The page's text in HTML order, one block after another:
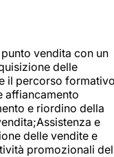
vendita con un
delle
il percorso
affiancamento
e riordino della
e
delle vendite e
promozionali del